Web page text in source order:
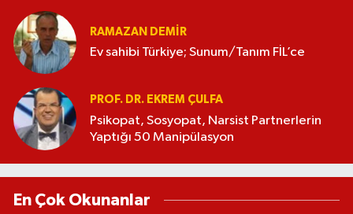
RAMAZAN DEMİR
Ev sahibi Türkiye; Sunum/Tanım FİL’ce
PROF. DR. EKREM ÇULFA
Psikopat, Sosyopat, Narsist Partnerlerin
Yaptığı 50 Manipülasyon
En Çok Okunanlar